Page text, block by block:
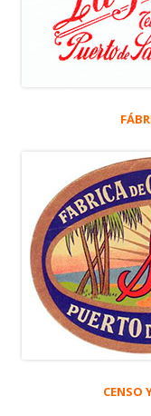
CENSO